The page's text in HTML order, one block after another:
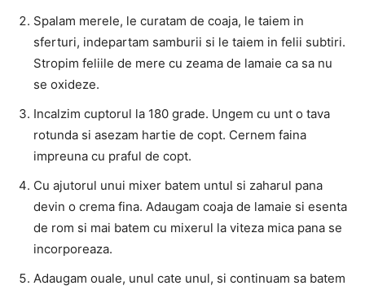
Spalam merele, le curatam de coaja, le taiem in
sferturi, indepartam samburii si le taiem in felii subtiri.
Stropim feliile de mere cu zeama de lamaie ca sa nu
se oxideze.
Incalzim cuptorul la 180 grade. Ungem cu unt o tava
rotunda si asezam hartie de copt. Cernem faina
impreuna cu praful de copt.
Cu ajutorul unui mixer batem untul si zaharul pana
devin o crema fina. Adaugam coaja de lamaie si esenta
de rom si mai batem cu mixerul la viteza mica pana se
incorporeaza.
Adaugam ouale, unul cate unul, si continuam sa batem